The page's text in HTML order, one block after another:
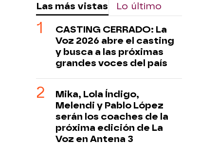
Las más vistas Lo último
CASTING CERRADO: La
Voz 2026 abre el casting
y busca a las próximas
grandes voces del país
Mika, Lola Índigo,
Melendi y Pablo López
serán los coaches de la
próxima edición de La
Voz en Antena 3